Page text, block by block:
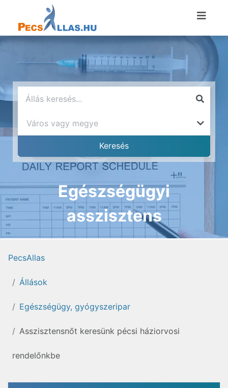
Egészségügyi
asszisztens
PecsAllas
Állások
Egészségügy, gyógyszeripar
Asszisztensnőt keresünk pécsi háziorvosi
rendelőnkbe